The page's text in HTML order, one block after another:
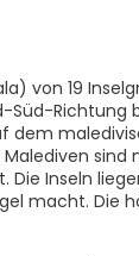
von 19
Richtung
dem
sind
Die Inseln
macht. Die